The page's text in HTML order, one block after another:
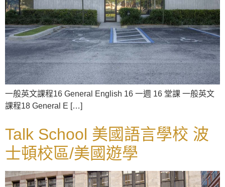
一般英文課程16 General English 16 一週 16 堂課 一般英文
課程18 General E […]
Talk School 美國語言學校 波
士頓校區/美國遊學